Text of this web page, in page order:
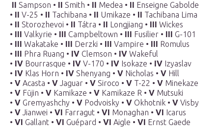
II Sampson • II Smith • II Medea • II Enseigne Gabolde
• II V-25 • II Tachibana • II Umikaze • II Tachibana Lima
• II Storozhevoi • II Tátra • II Longjiang • III Wickes
• III Valkyrie • III Campbeltown • III Fusilier • III G-101
• III Wakatake • III Derzki • III Vampire • III Romulus
• III Phra Ruang • IV Clemson • IV Wakeful
• IV Bourrasque • IV V-170 • IV Isokaze • IV Izyaslav
• IV Klas Horn • IV Shenyang • V Nicholas • V Hill
• V Acasta • V Jaguar • V Siroco • V T-22 • V Minekaze
• V Fūjin • V Kamikaze • V Kamikaze R • V Mutsuki
• V Gremyashchy • V Podvoisky • V Okhotnik • V Visby
• V Jianwei • VI Farragut • VI Monaghan • VI Icarus
• VI Gallant • VI Guépard • VI Aigle • VI Ernst Gaede